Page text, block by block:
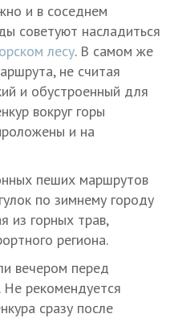
и в соседнем
советуют насладиться
лесу. В самом же
не считая
и обустроенный для
вокруг горы
и на
пеших маршрутов
по зимнему городу
из горных трав,
региона.
вечером перед
рекомендуется
сразу после